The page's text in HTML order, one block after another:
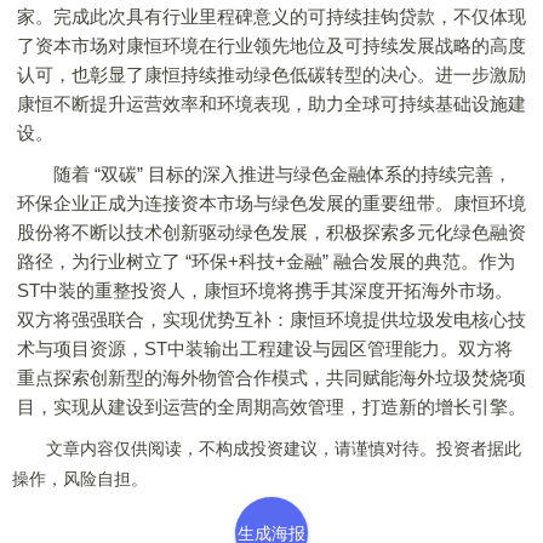
家。完成此次具有行业里程碑意义的可持续挂钩贷款，不仅体现
了资本市场对康恒环境在行业领先地位及可持续发展战略的高度
认可，也彰显了康恒持续推动绿色低碳转型的决心。进一步激励
康恒不断提升运营效率和环境表现，助力全球可持续基础设施建
设。
随着 “双碳” 目标的深入推进与绿色金融体系的持续完善，
环保企业正成为连接资本市场与绿色发展的重要纽带。康恒环境
股份将不断以技术创新驱动绿色发展，积极探索多元化绿色融资
路径，为行业树立了 “环保+科技+金融” 融合发展的典范。作为
ST中装的重整投资人，康恒环境将携手其深度开拓海外市场。
双方将强强联合，实现优势互补：康恒环境提供垃圾发电核心技
术与项目资源，ST中装输出工程建设与园区管理能力。双方将
重点探索创新型的海外物管合作模式，共同赋能海外垃圾焚烧项
目，实现从建设到运营的全周期高效管理，打造新的增长引擎。
文章内容仅供阅读，不构成投资建议，请谨慎对待。投资者据此
操作，风险自担。
生成海报